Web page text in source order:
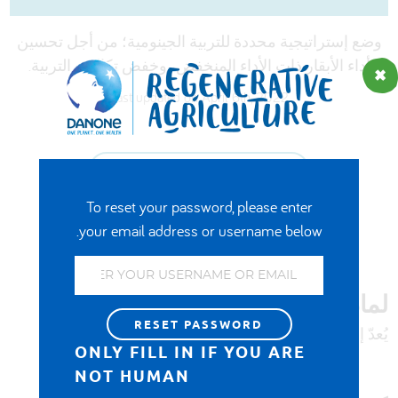
ESPAÑOL
ENGLISH
DEUTSCH
العربية
وضع إستراتيجية محددة للتربية الجينومية؛ من أجل تحسين
أداء الأبقار ذات الأداء المنخفض، وخفض تكاليف التربية.
Last updated on April 6th, 2022
بالتعاون مع شركة Neogen
لماذا يُعدّ هذا الأمر مهمًا؟
يُعدّ إنتاج الحليب سمة موروثة جزئيًا.
To reset your password, please enter
your email address or username below.
ONLY FILL IN IF YOU ARE
NOT HUMAN